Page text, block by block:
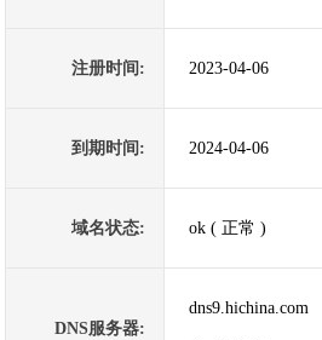
注册时间: 2023-04-06
到期时间: 2024-04-06
域名状态: ok ( 正常 )
DNS服务器:
dns9.hichina.com